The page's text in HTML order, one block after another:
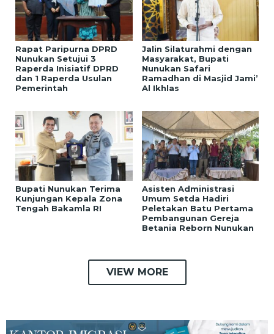
Rapat Paripurna DPRD
Nunukan Setujui 3
Raperda Inisiatif DPRD
dan 1 Raperda Usulan
Pemerintah
Jalin Silaturahmi dengan
Masyarakat, Bupati
Nunukan Safari
Ramadhan di Masjid Jami’
Al Ikhlas
Bupati Nunukan Terima
Kunjungan Kepala Zona
Tengah Bakamla RI
Asisten Administrasi
Umum Setda Hadiri
Peletakan Batu Pertama
Pembangunan Gereja
Betania Reborn Nunukan
VIEW MORE